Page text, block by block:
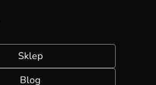
Sklep
Blog